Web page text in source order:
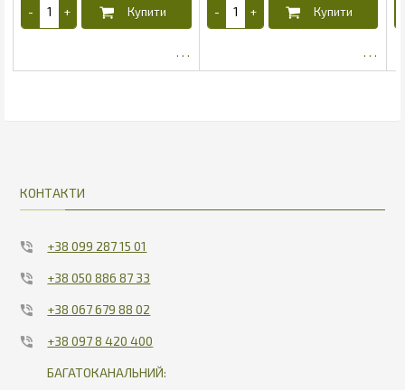
КОНТАКТИ
+38 099 287 15 01
+38 050 886 87 33
+38 067 679 88 02
+38 097 8 420 400
БАГАТОКАНАЛЬНИЙ: